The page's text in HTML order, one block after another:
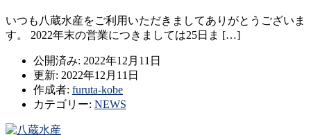
いつも八蔵水産をご利用いただきましてありがとうございま
す。 2022年末の営業につきましては25日ま […]
公開済み: 2022年12月11日
更新: 2022年12月11日
作成者: furuta-kobe
カテゴリー: NEWS